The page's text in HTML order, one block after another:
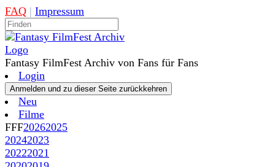
FAQ | Impressum
Fantasy FilmFest Archiv von Fans für Fans
Login
Neu
Filme
FFF20262025
20242023
20222021